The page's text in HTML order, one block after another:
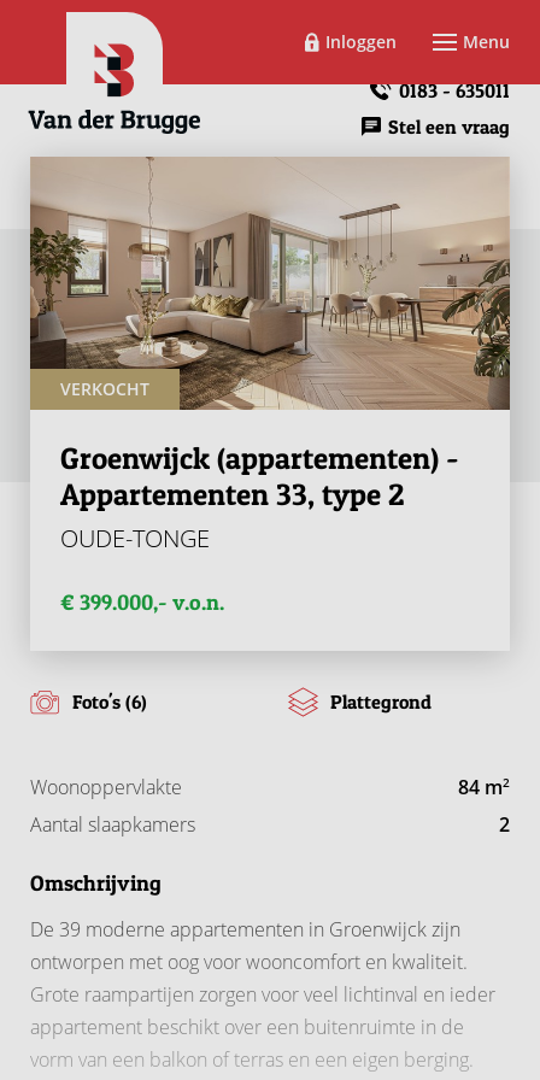
Inloggen Menu
0183 - 635011
Stel een vraag
VERKOCHT
Groenwijck (appartementen) -
Appartementen 33, type 2
OUDE-TONGE
€ 399.000,- v.o.n.
Foto's (6) Plattegrond
Woonoppervlakte 84 m2
Aantal slaapkamers 2
Omschrijving
De 39 moderne appartementen in Groenwijck zijn
ontworpen met oog voor wooncomfort en kwaliteit.
Grote raampartijen zorgen voor veel lichtinval en ieder
appartement beschikt over een buitenruimte in de
vorm van een balkon of terras en een eigen berging.